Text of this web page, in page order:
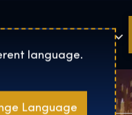
Nakupovat
language.
Language